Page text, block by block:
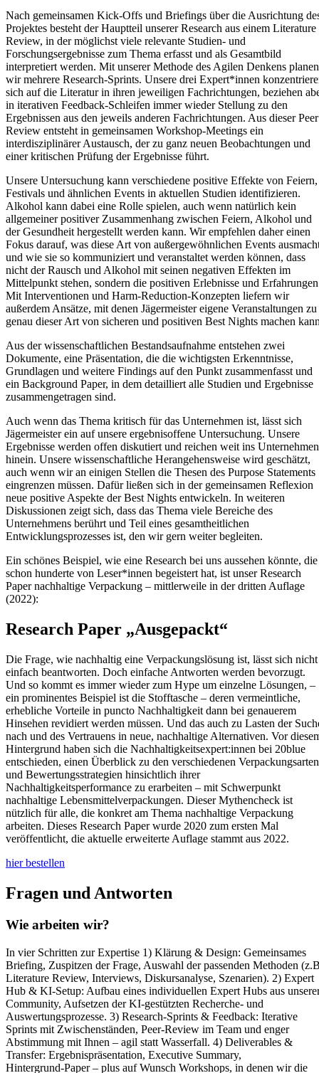
Nach gemeinsamen Kick-Offs und Briefings über die Ausrichtung
Projektes besteht der Hauptteil unserer Research aus einem Literature
Review, in der möglichst viele relevante Studien- und
Forschungsergebnisse zum Thema erfasst und als Gesamtbild
interpretiert werden. Mit unserer Methode des Agilen Denkens planen
wir mehrere Research-Sprints. Unsere drei Expert*innen
sich auf die Literatur in ihren jeweiligen Fachrichtungen, beziehen
in iterativen Feedback-Schleifen immer wieder Stellung zu den
Ergebnissen aus den jeweils anderen Fachrichtungen. Aus dieser Peer
Review entsteht in gemeinsamen Workshop-Meetings ein
interdisziplinärer Austausch, der zu ganz neuen Beobachtungen und
einer kritischen Prüfung der Ergebnisse führt.
Unsere Untersuchung kann verschiedene positive Effekte von Feiern,
Festivals und ähnlichen Events in aktuellen Studien identifizieren.
Alkohol kann dabei eine Rolle spielen, auch wenn natürlich kein
allgemeiner positiver Zusammenhang zwischen Feiern, Alkohol und
der Gesundheit hergestellt werden kann. Wir empfehlen daher einen
Fokus darauf, was diese Art von außergewöhnlichen Events
und wie sie so kommuniziert und veranstaltet werden können, dass
nicht der Rausch und Alkohol mit seinen negativen Effekten im
Mittelpunkt stehen, sondern die positiven Erlebnisse und
Mit Interventionen und Harm-Reduction-Konzepten liefern wir
außerdem Ansätze, mit denen Jägermeister eigene Veranstaltungen zu
genau dieser Art von sicheren und positiven Best Nights machen
Aus der wissenschaftlichen Bestandsaufnahme entstehen zwei
Dokumente, eine Präsentation, die die wichtigsten Erkenntnisse,
Grundlagen und weitere Findings auf den Punkt zusammenfasst und
ein Background Paper, in dem detailliert alle Studien und Ergebnisse
zusammengetragen sind.
Auch wenn das Thema kritisch für das Unternehmen ist, lässt sich
Jägermeister ein auf unsere ergebnisoffene Untersuchung. Unsere
Ergebnisse werden offen diskutiert und reichen weit ins Unternehmen
hinein. Unsere wissenschaftliche Herangehensweise wird geschätzt,
auch wenn wir an einigen Stellen die Thesen des Purpose Statements
eingrenzen müssen. Dafür ließen sich in der gemeinsamen Reflexion
neue positive Aspekte der Best Nights entwickeln. In weiteren
Diskussionen zeigt sich, dass das Thema viele Bereiche des
Unternehmens berührt und Teil eines gesamtheitlichen
Entwicklungsprozesses ist, den wir gern weiter begleiten.
Ein schönes Beispiel, wie eine Research bei uns aussehen könnte, die
schon hunderte von Leser*innen begeistert hat, ist unser Research
Paper nachhaltige Verpackung – mittlerweile in der dritten Auflage
(2022):
Research Paper „Ausgepackt“
Die Frage, wie nachhaltig eine Verpackungslösung ist, lässt sich nicht
einfach beantworten. Doch einfache Antworten werden bevorzugt.
Und so kommt es immer wieder zum Hype um einzelne Lösungen, –
ein prominentes Beispiel ist die Stofftasche – deren vermeintliche,
erhebliche Vorteile in puncto Nachhaltigkeit dann bei genauerem
Hinsehen revidiert werden müssen. Und das auch zu Lasten der
nach und des Vertrauens in neue, nachhaltige Alternativen. Vor
Hintergrund haben sich die Nachhaltigkeitsexpert:innen bei 20blue
entschieden, einen Überblick zu den verschiedenen Verpackungsarten
und Bewertungsstrategien hinsichtlich ihrer
Nachhaltigkeitsperformance zu erarbeiten – mit Schwerpunkt
nachhaltige Lebensmittelverpackungen. Dieser Mythencheck ist
nützlich für alle, die konkret am Thema nachhaltige Verpackung
arbeiten. Dieses Research Paper wurde 2020 zum ersten Mal
veröffentlicht, die aktuelle erweiterte Auflage stammt aus 2022.
hier bestellen
Fragen und Antworten
Wie arbeiten wir?
In vier Schritten zur Expertise 1) Klärung & Design: Gemeinsames
Briefing, Zuspitzen der Frage, Auswahl der passenden Methoden
Literature Review, Interviews, Diskursanalyse, Szenarien). 2) Expert
Hub & KI‑Setup: Aufbau eines individuellen Expert Hubs aus
Community, Aufsetzen der KI‑gestützten Recherche‑ und
Auswertungsprozesse. 3) Research‑Sprints & Feedback: Iterative
Sprints mit Zwischenständen, Peer‑Review im Team und enger
Abstimmung mit Ihnen – agil statt Wasserfall. 4) Deliverables &
Transfer: Ergebnispräsentation, Executive Summary,
Hintergrund‑Paper – plus auf Wunsch Workshops, in denen wir die